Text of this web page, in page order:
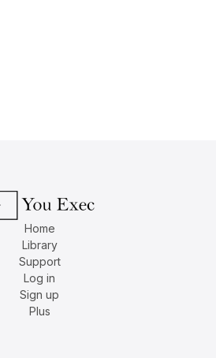
Home
Library
Support
Log in
Sign up
Plus